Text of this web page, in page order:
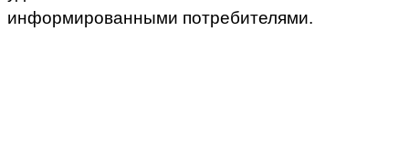
информированными потребителями.